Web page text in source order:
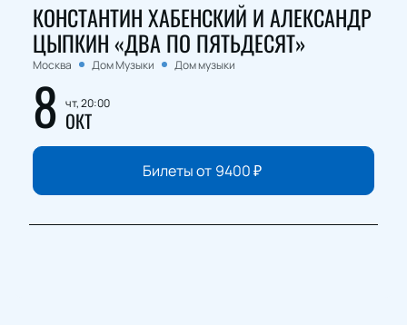
КОНСТАНТИН ХАБЕНСКИЙ И АЛЕКСАНДР
ЦЫПКИН «ДВА ПО ПЯТЬДЕСЯТ»
Москва Дом Музыки Дом музыки
8 чт, 20:00
ОКТ
Билеты от 9400₽